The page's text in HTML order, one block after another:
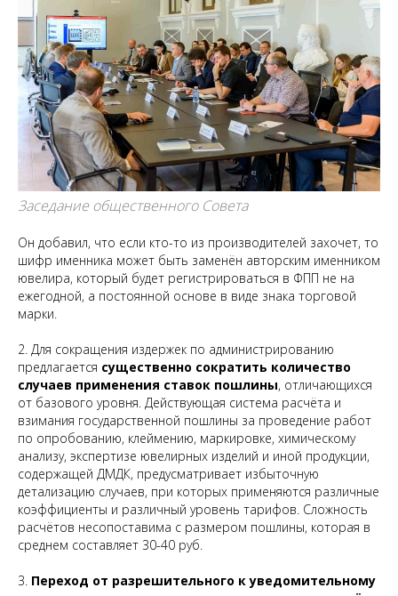
Заседание общественного Совета
Он добавил, что если кто-то из производителей захочет, то
шифр именника может быть заменён авторским именником
ювелира, который будет регистрироваться в ФПП не на
ежегодной, а постоянной основе в виде знака торговой
марки.
2. Для сокращения издержек по администрированию
предлагается существенно сократить количество
случаев применения ставок пошлины, отличающихся
от базового уровня. Действующая система расчёта и
взимания государственной пошлины за проведение работ
по опробованию, клеймению, маркировке, химическому
анализу, экспертизе ювелирных изделий и иной продукции,
содержащей ДМДК, предусматривает избыточную
детализацию случаев, при которых применяются различные
коэффициенты и различный уровень тарифов. Сложность
расчётов несопоставима с размером пошлины, которая в
среднем составляет 30-40 руб.
3. Переход от разрешительного к уведомительному